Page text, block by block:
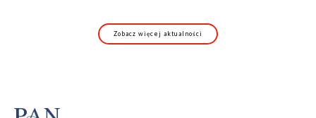
Zobacz więcej aktualności